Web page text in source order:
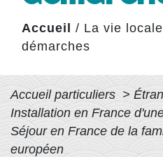
Accueil / La vie locale
démarches
Accueil particuliers >
Installation en France
Séjour en France de la
européen